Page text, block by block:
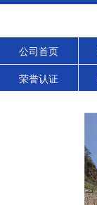
公司首页
荣誉认证